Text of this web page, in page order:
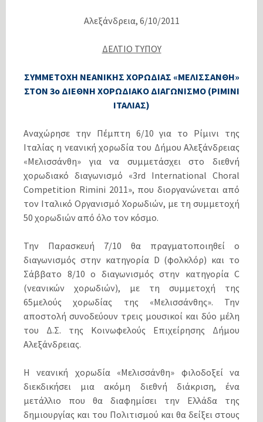
Αλεξάνδρεια, 6/10/2011
ΔΕΛΤΙΟ ΤΥΠΟΥ
ΣΥΜΜΕΤΟΧΗ ΝΕΑΝΙΚΗΣ ΧΟΡΩΔΙΑΣ «ΜΕΛΙΣΣΑΝΘΗ»
ΣΤΟΝ 3ο ΔΙΕΘΝΗ ΧΟΡΩΔΙΑΚΟ ΔΙΑΓΩΝΙΣΜΟ (ΡΙΜΙΝΙ
ΙΤΑΛΙΑΣ)
Αναχώρησε την Πέμπτη 6/10 για το Ρίμινι της
Ιταλίας η νεανική χορωδία του Δήμου Αλεξάνδρειας
«Μελισσάνθη» για να συμμετάσχει στο διεθνή
χορωδιακό διαγωνισμό «3rd International Choral
Competition Rimini 2011», που διοργανώνεται από
τον Ιταλικό Οργανισμό Χορωδιών, με τη συμμετοχή
50 χορωδιών από όλο τον κόσμο.
Την Παρασκευή 7/10 θα πραγματοποιηθεί ο
διαγωνισμός στην κατηγορία D (φολκλόρ) και το
Σάββατο 8/10 ο διαγωνισμός στην κατηγορία C
(νεανικών χορωδιών), με τη συμμετοχή της
65μελούς χορωδίας της «Μελισσάνθης». Την
αποστολή συνοδεύουν τρεις μουσικοί και δύο μέλη
του Δ.Σ. της Κοινωφελούς Επιχείρησης Δήμου
Αλεξάνδρειας.
Η νεανική χορωδία «Μελισσάνθη» φιλοδοξεί να
διεκδικήσει μια ακόμη διεθνή διάκριση, ένα
μετάλλιο που θα διαφημίσει την Ελλάδα της
δημιουργίας και του Πολιτισμού και θα δείξει στους